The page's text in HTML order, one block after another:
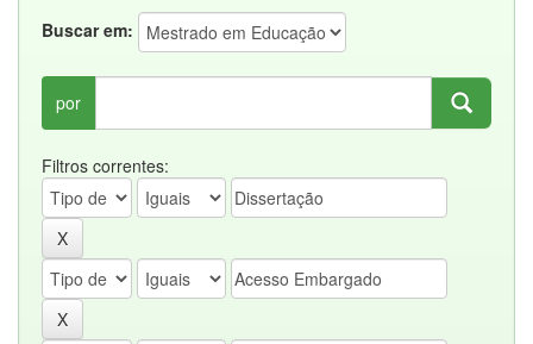
Buscar em:
por
Filtros correntes: